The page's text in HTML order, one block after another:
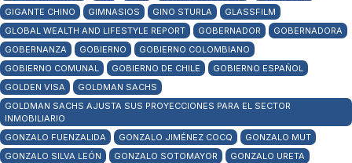
GIGANTE CHINO
GIMNASIOS GINO STURLA
GLASSFILM
GLOBAL WEALTH AND LIFESTYLE REPORT
GOBERNADOR
GOBERNADORA
GOBERNANZA
GOBIERNO
GOBIERNO COLOMBIANO
GOBIERNO COMUNAL
GOBIERNO DE CHILE
GOBIERNO ESPAÑOL
GOLDEN VISA
GOLDMAN SACHS
GOLDMAN SACHS AJUSTA SUS PROYECCIONES PARA EL SECTOR
INMOBILIARIO
GONZALO FUENZALIDA
GONZALO JIMÉNEZ COCQ
GONZALO MUT
GONZALO SILVA LEÓN
GONZALO SOTOMAYOR
GONZALO URETA